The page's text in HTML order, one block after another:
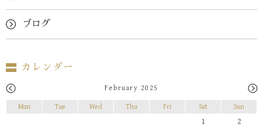
ブログ
カレンダー
February 2025
Mon Tue Wed Thu Fri Sat Sun
1
2